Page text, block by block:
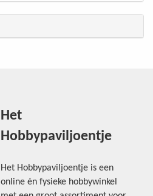
Het
Hobbypaviljoentje
Het Hobbypaviljoentje is een
online én fysieke hobbywinkel